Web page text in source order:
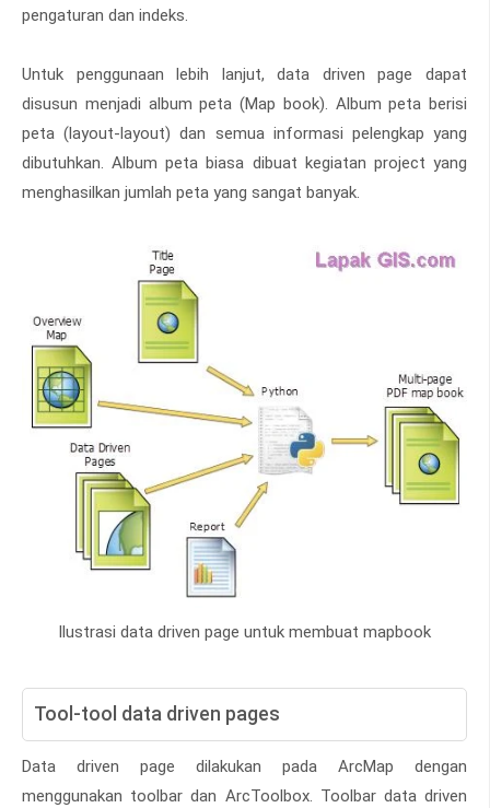
pengaturan dan indeks.
Untuk penggunaan lebih lanjut, data driven page dapat
disusun menjadi album peta (Map book). Album peta berisi
peta (layout-layout) dan semua informasi pelengkap yang
dibutuhkan. Album peta biasa dibuat kegiatan project yang
menghasilkan jumlah peta yang sangat banyak.
Ilustrasi data driven page untuk membuat mapbook
Tool-tool data driven pages
Data driven page dilakukan pada ArcMap dengan
menggunakan toolbar dan ArcToolbox. Toolbar data driven